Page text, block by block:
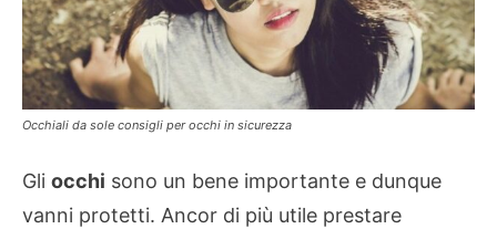
Occhiali da sole consigli per occhi in sicurezza
Gli occhi sono un bene importante e dunque
vanni protetti. Ancor di più utile prestare